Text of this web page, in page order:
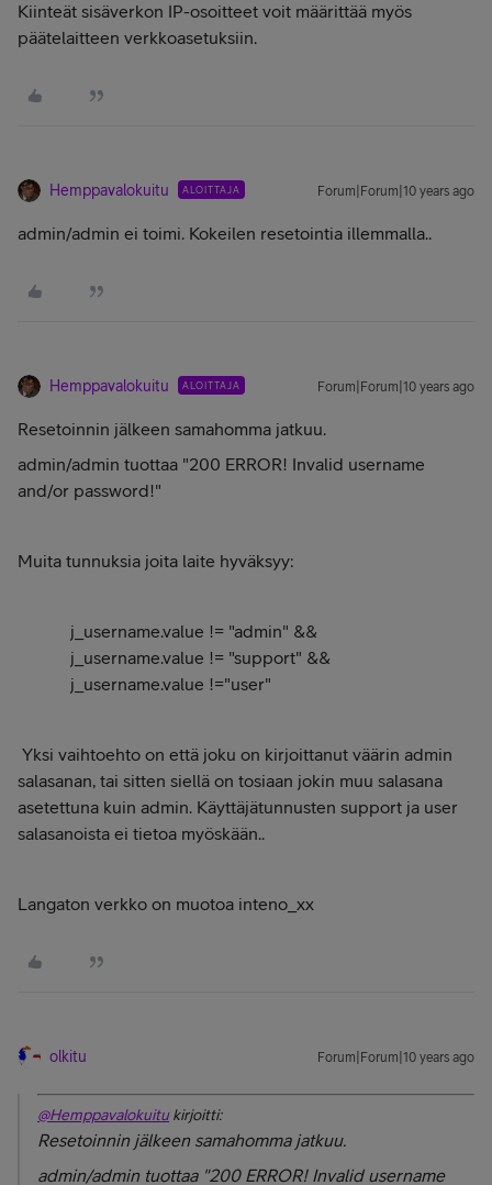
Kiinteät sisäverkon IP-osoitteet voit määrittää myös
päätelaitteen verkkoasetuksiin.
Hemppavalokuitu ALOITTAJA Forum|Forum|10 years ago
admin/admin ei toimi. Kokeilen resetointia illemmalla..
Hemppavalokuitu ALOITTAJA Forum|Forum|10 years ago
Resetoinnin jälkeen samahomma jatkuu.
admin/admin tuottaa "200 ERROR! Invalid username
and/or password!"
Muita tunnuksia joita laite hyväksyy:
j_username.value != "admin" &&
j_username.value != "support" &&
j_username.value !="user"
Yksi vaihtoehto on että joku on kirjoittanut väärin admin
salasanan, tai sitten siellä on tosiaan jokin muu salasana
asetettuna kuin admin. Käyttäjätunnusten support ja user
salasanoista ei tietoa myöskään..
Langaton verkko on muotoa inteno_xx
olkitu Forum|Forum|10 years ago
@Hemppavalokuitukirjoitti:
Resetoinnin jälkeen samahomma jatkuu.
admin/admin tuottaa "200 ERROR! Invalid username